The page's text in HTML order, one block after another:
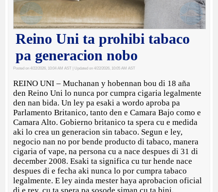
Reino Uni ta prohibi tabaco
pa generacion nobo
Posted on 4/22/2026, 10:04 AM AST | Updated on 4/22/2026, 10:05 AM AST
REINO UNI – Muchanan y hobennan bou di 18 aña
den Reino Uni lo nunca por cumpra cigaria legalmente
den nan bida. Un ley pa esaki a wordo aproba pa
Parlamento Britanico, tanto den e Camara Bajo como e
Camara Alto. Gobierno britanico ta spera cu e medida
aki lo crea un generacion sin tabaco. Segun e ley,
negocio nan no por bende producto di tabaco, manera
cigaria of vape, na persona cu a nace despues di 31 di
december 2008. Esaki ta significa cu tur hende nace
despues di e fecha aki nunca lo por cumpra tabaco
legalmente. E ley ainda mester haya aprobacion oficial